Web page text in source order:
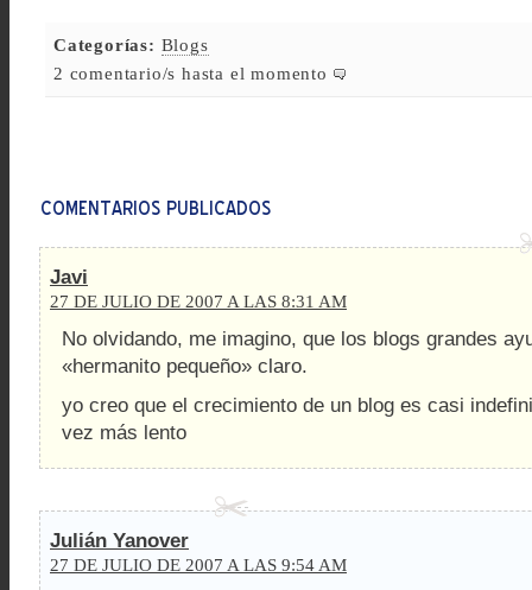
Categorías: Blogs
2 comentario/s hasta el momento
Javi
27 DE JULIO DE 2007 A LAS 8:31 AM
No olvidando, me imagino, que los blogs grandes
«hermanito pequeño» claro.
yo creo que el crecimiento de un blog es casi
vez más lento
Julián Yanover
27 DE JULIO DE 2007 A LAS 9:54 AM